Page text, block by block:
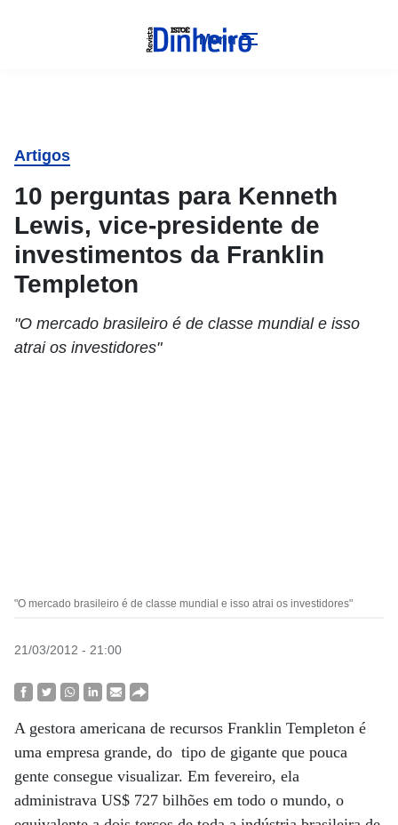
Menu
Artigos
10 perguntas para Kenneth
Lewis, vice-presidente de
investimentos da Franklin
Templeton
"O mercado brasileiro é de classe mundial e isso
atrai os investidores"
"O mercado brasileiro é de classe mundial e isso atrai os investidores"
21/03/2012 - 21:00
A gestora americana de recursos Franklin Templeton é
uma empresa grande, do tipo de gigante que pouca
gente consegue visualizar. Em fevereiro, ela
administrava US$ 727 bilhões em todo o mundo, o